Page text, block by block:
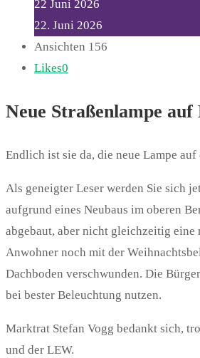
22 Juni 2026
22. Juni 2026
Ansichten 156
Likes0
Neue Straßenlampe
Endlich ist sie da, die neue Lampe
Als geneigter Leser werden Sie sich
aufgrund eines Neubaus im oberen
abgebaut, aber nicht gleichzeitig
Anwohner noch mit der
Dachboden verschwunden. Die
bei bester Beleuchtung nutzen.
Marktrat Stefan Vogg bedankt sich,
und der LEW.